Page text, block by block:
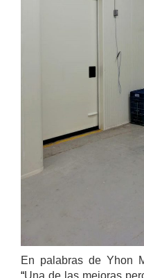
En palabras de Yhon